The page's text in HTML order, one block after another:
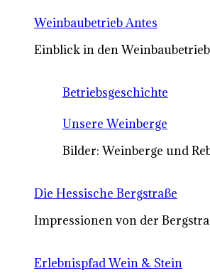
Weinbaubetrieb Antes
Einblick in den Weinbaubetrieb
Betriebsgeschichte
Unsere Weinberge
Bilder: Weinberge und
Die Hessische Bergstraße
Impressionen von der
Erlebnispfad Wein & Stein